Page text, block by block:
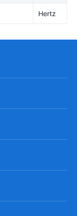
Hertz